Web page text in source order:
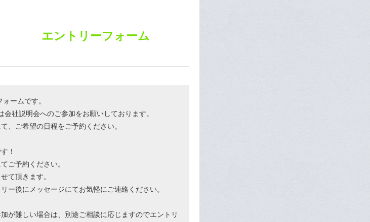
エントリーフォーム
ームです。
社説明会へのご参加をお願いしております。
、ご希望の日程をご予約ください。
！
ご予約ください。
て頂きます。
ー後にメッセージにてお気軽にご連絡ください。
が難しい場合は、別途ご相談に応じますのでエントリ